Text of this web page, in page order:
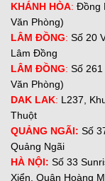
KHÁNH HÒA: Đồng
Văn Phòng)
LÂM ĐỒNG: Số 20
Lâm Đồng
LÂM ĐỒNG: Số
Văn Phòng)
DAK LAK: L237,
Thuột
QUẢNG NGÃI: Số
Quảng Ngãi
HÀ NỘI: Số 33
Xiển, Quận Hoàng